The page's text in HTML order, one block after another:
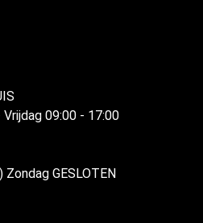
Vrijdag 09:00 - 17:00
GESLOTEN